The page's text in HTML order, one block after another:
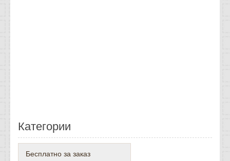
Категории
Бесплатно за заказ